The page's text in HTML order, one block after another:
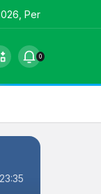
Per
0
23:35